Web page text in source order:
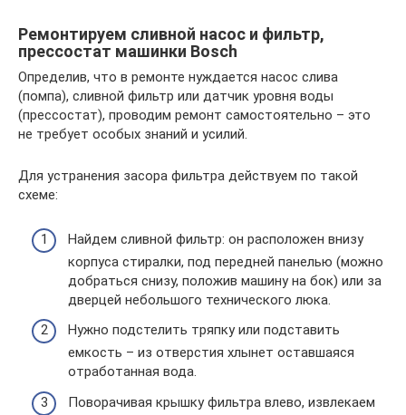
Ремонтируем сливной насос и фильтр,
прессостат машинки Bosch
Определив, что в ремонте нуждается насос слива
(помпа), сливной фильтр или датчик уровня воды
(прессостат), проводим ремонт самостоятельно – это
не требует особых знаний и усилий.
Для устранения засора фильтра действуем по такой
схеме:
Найдем сливной фильтр: он расположен внизу
корпуса стиралки, под передней панелью (можно
добраться снизу, положив машину на бок) или за
дверцей небольшого технического люка.
Нужно подстелить тряпку или подставить
емкость – из отверстия хлынет оставшаяся
отработанная вода.
Поворачивая крышку фильтра влево, извлекаем